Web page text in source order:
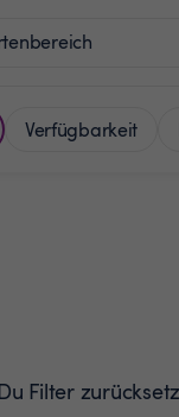
Verfügbarkeit
Filter